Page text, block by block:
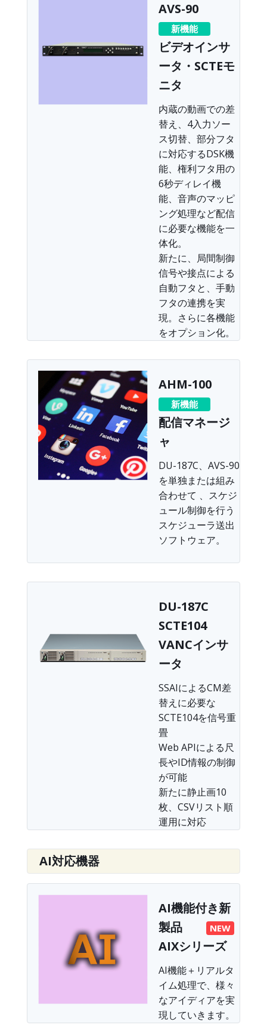
AVS-90
新機能
ビデオインサ
ータ・SCTEモ
ニタ
内蔵の動画での差
替え、4入力ソー
ス切替、部分フタ
に対応するDSK機
能、権利フタ用の
6秒ディレイ機
能、音声のマッピ
ング処理など配信
に必要な機能を一
体化。
新たに、局間制御
信号や接点による
自動フタと、手動
フタの連携を実
現。さらに各機能
をオプション化。
AHM-100
新機能
配信マネージ
ャ
DU-187C、AVS-90
を単独または組み
合わせて 、スケジ
ュール制御を行う
スケジューラ送出
ソフトウェア。
DU-187C
SCTE104
VANCインサ
ータ
SSAIによるCM差
替えに必要な
SCTE104を信号重
畳
Web APIによる尺
長やID情報の制御
が可能
新たに静止画10
枚、CSVリスト順
運用に対応
AI対応機器
AI機能付き新
製品
NEW
AIXシリーズ
AI機能＋リアルタ
イム処理で、様々
なアイディアを実
現していきます。